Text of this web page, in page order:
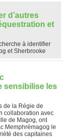
d’autres
et
à identifier
et Sherbrooke
sensibilise les
de la Régie de
collaboration avec
de Magog, ont
Memphrémagog le
des capitaines